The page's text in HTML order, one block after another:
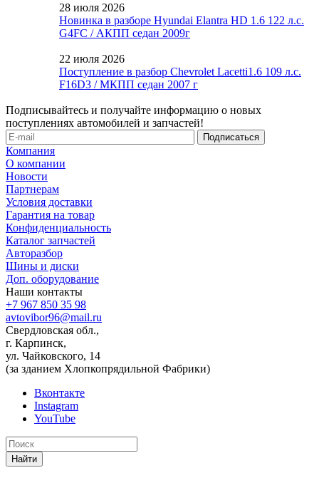
28 июля 2026
Новинка в разборе Hyundai Elantra HD 1.6 122 л.с.
G4FC / АКПП седан 2009г
22 июля 2026
Поступление в разбор Chevrolet Lacetti1.6 109 л.с.
F16D3 / МКПП седан 2007 г
Подписывайтесь и получайте информацию о новых
поступлениях автомобилей и запчастей!
Компания
О компании
Новости
Партнерам
Условия доставки
Гарантия на товар
Конфиденциальность
Каталог запчастей
Авторазбор
Шины и диски
Доп. оборудование
Наши контакты
+7 967 850 35 98
avtovibor96@mail.ru
Свердловская обл.,
г. Карпинск,
ул. Чайковского, 14
(за зданием Хлопкопрядильной Фабрики)
Вконтакте
Instagram
YouTube
Найти